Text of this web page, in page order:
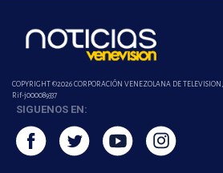
COPYRIGHT ©2026 CORPORACIÓN VENEZOLANA DE
Rif-j000089337
SIGUENOS EN: